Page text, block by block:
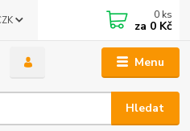
Menu
Hledat
0 ks
za 0 Kč